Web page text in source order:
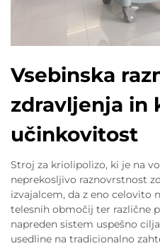
Vsebinska
zdravljenja in
učinkovitost
Stroj za kriolipolizo, ki je na
neprekosljivo raznovrstnost
izvajalcem, da z eno celovito
telesnih območij ter različne
napreden sistem uspešno
usedline na tradicionalno